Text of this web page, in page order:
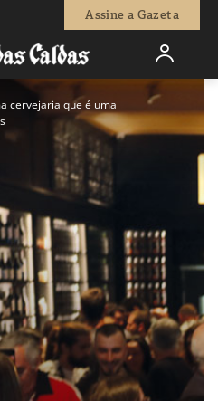
Assine a Gazeta
cervejaria que é uma